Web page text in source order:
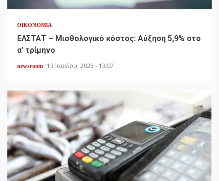
ΟΙΚΟΝΟΜΊΑ
ΕΛΣΤΑΤ – Μισθολογικό κόστος: Αύξηση 5,9% στο
α’ τρίμηνο
newsroom 13 Ιουνίου, 2025 - 13:07